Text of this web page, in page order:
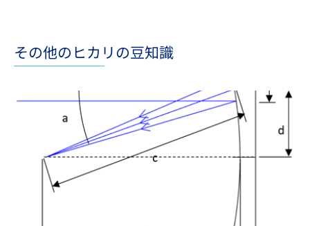
その他のヒカリの豆知識